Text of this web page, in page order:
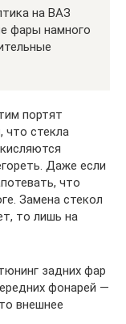
на ВАЗ
фары намного
портят
что стекла
Даже если
что
Замена стекол
то лишь на
задних фар
фонарей —
внешнее